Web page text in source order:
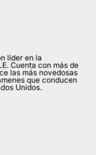
líder en la
Cuenta con más de
las más novedosas
que conducen
Unidos.